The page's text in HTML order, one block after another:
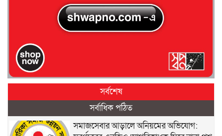
সর্বশেষ
সর্বাধিক পঠিত
সমাজসেবার আড়ালে অনিয়মের অভিযোগ: